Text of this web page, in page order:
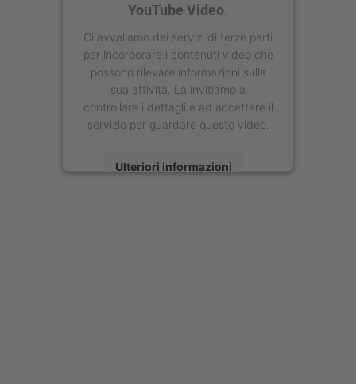
YouTube Video.
Ci avvaliamo dei servizi di terze parti
per incorporare i contenuti video che
possono rilevare informazioni sulla
sua attività. La invitiamo a
controllare i dettagli e ad accettare il
servizio per guardare questo video.
Ulteriori informazioni